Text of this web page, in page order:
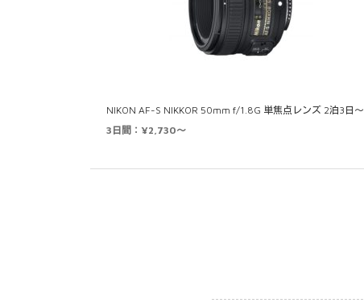
NIKON AF-S NIKKOR 50mm f/1.8G 単焦点レンズ 2泊3日～
3日間：¥2,730～